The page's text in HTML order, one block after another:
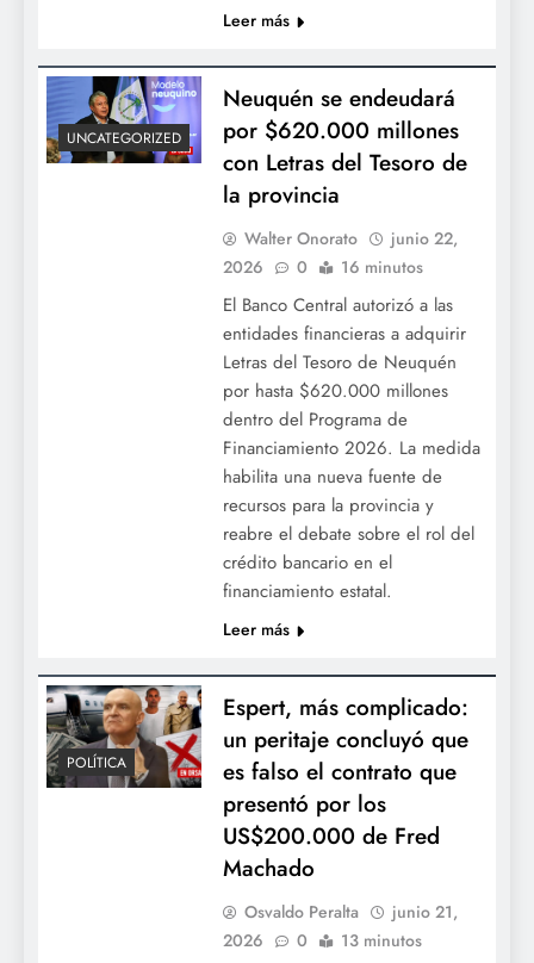
Leer más
UNCATEGORIZED
Neuquén se endeudará
por $620.000 millones
con Letras del Tesoro de
la provincia
Walter Onorato
junio 22,
2026
0 16 minutos
El Banco Central autorizó a las
entidades financieras a adquirir
Letras del Tesoro de Neuquén
por hasta $620.000 millones
dentro del Programa de
Financiamiento 2026. La medida
habilita una nueva fuente de
recursos para la provincia y
reabre el debate sobre el rol del
crédito bancario en el
financiamiento estatal.
Leer más
POLÍTICA
Espert, más complicado:
un peritaje concluyó que
es falso el contrato que
presentó por los
US$200.000 de Fred
Machado
Osvaldo Peralta
junio 21,
2026
0 13 minutos